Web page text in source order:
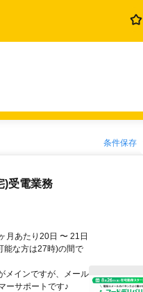
条件保存
)受電業務
月あたり20日 〜 21日
能な方は27時)の間で
インですが、メール
ーサポートです♪